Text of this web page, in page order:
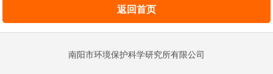
返回首页
南阳市环境保护科学研究所有限公司